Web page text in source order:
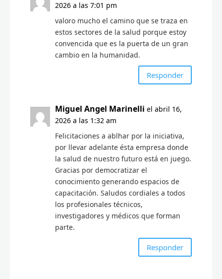
2026 a las 7:01 pm
valoro mucho el camino que se traza en
estos sectores de la salud porque estoy
convencida que es la puerta de un gran
cambio en la humanidad.
Responder
Miguel Angel Marinelli el abril 16,
2026 a las 1:32 am
Felicitaciones a ablhar por la iniciativa,
por llevar adelante ésta empresa donde
la salud de nuestro futuro está en juego.
Gracias por democratizar el
conocimiento generando espacios de
capacitación. Saludos cordiales a todos
los profesionales técnicos,
investigadores y médicos que forman
parte.
Responder